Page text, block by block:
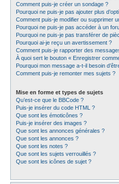
Comment puis-je créer un sondage ?
Pourquoi ne puis-je pas ajouter plus
Comment puis-je modifier ou supprimer
Pourquoi ne puis-je pas accéder à un
Pourquoi ne puis-je pas transférer de
Pourquoi ai-je reçu un avertissement ?
Comment puis-je rapporter des
À quoi sert le bouton « Enregistrer
Pourquoi mon message a-t-il besoin
Comment puis-je remonter mes sujets ?
Mise en forme et types de sujets
Qu’est-ce que le BBCode ?
Puis-je insérer du code HTML ?
Que sont les émoticônes ?
Puis-je insérer des images ?
Que sont les annonces générales ?
Que sont les annonces ?
Que sont les notes ?
Que sont les sujets verrouillés ?
Que sont les icônes de sujet ?